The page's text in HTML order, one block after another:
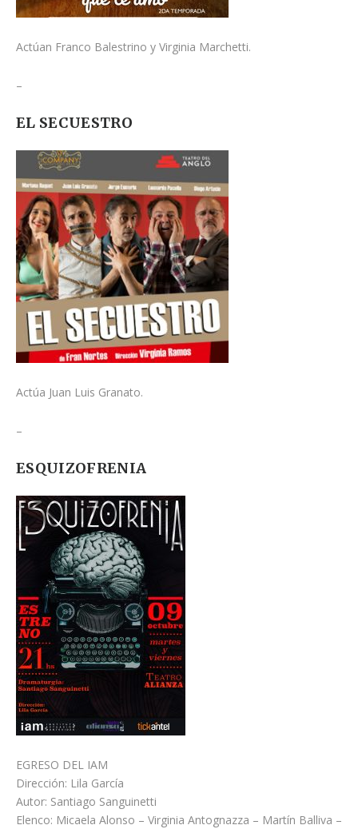
Actúan Franco Balestrino y Virginia Marchetti.
–
EL SECUESTRO
Actúa Juan Luis Granato.
–
ESQUIZOFRENIA
EGRESO DEL IAM
Dirección: Lila García
Autor: Santiago Sanguinetti
Elenco: Micaela Alonso – Virginia Antognazza – Martín Balliva –